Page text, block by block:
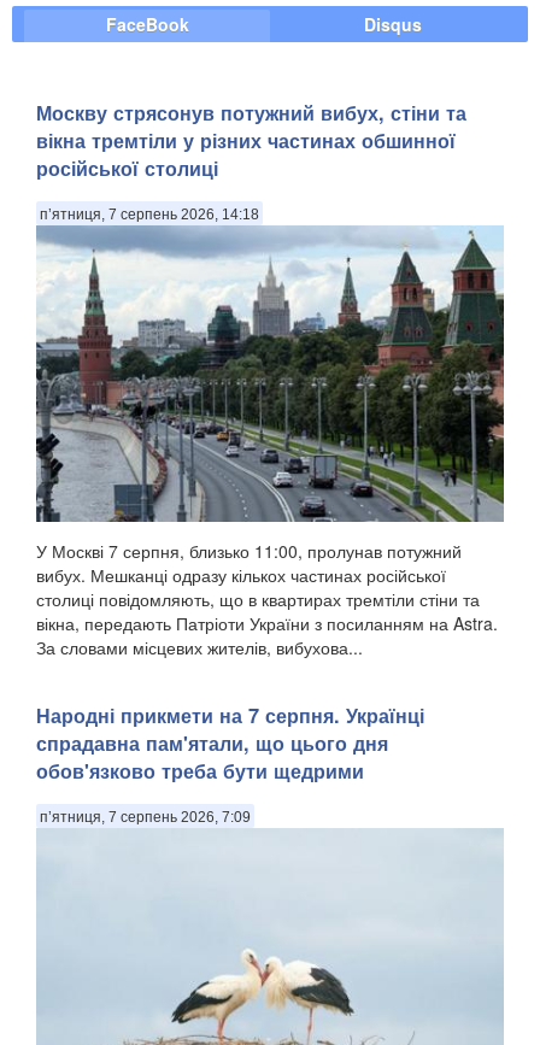
FaceBook Disqus
Москву стрясонув потужний вибух, стіни та
вікна тремтіли у різних частинах обшинної
російської столиці
п’ятниця, 7 серпень 2026, 14:18
У Москві 7 серпня, близько 11:00, пролунав потужний
вибух. Мешканці одразу кількох частинах російської
столиці повідомляють, що в квартирах тремтіли стіни та
вікна, передають Патріоти України з посиланням на Astra.
За словами місцевих жителів, вибухова...
Народні прикмети на 7 серпня. Українці
спрадавна пам'ятали, що цього дня
обов'язково треба бути щедрими
п’ятниця, 7 серпень 2026, 7:09